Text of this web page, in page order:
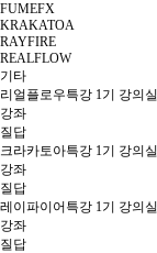
FUMEFX
KRAKATOA
RAYFIRE
REALFLOW
기타
리얼플로우특강 1기 강의실
강좌
질답
크라카토아특강 1기 강의실
강좌
질답
레이파이어특강 1기 강의실
강좌
질답